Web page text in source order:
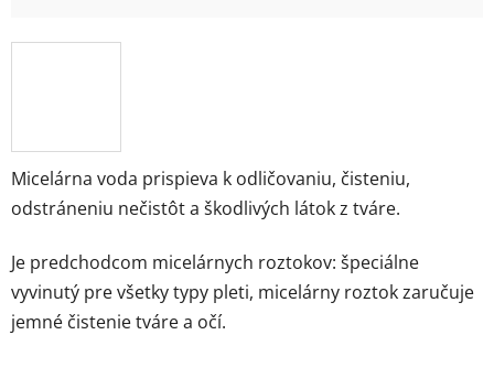
Micelárna voda prispieva k odličovaniu, čisteniu,
odstráneniu nečistôt a škodlivých látok z tváre.
Je predchodcom micelárnych roztokov: špeciálne
vyvinutý pre všetky typy pleti, micelárny roztok zaručuje
jemné čistenie tváre a očí.